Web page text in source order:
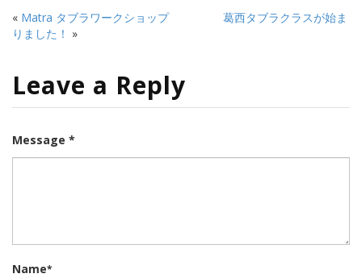
« Matra タブラワークショップ
葛西タブラクラスが始ま
りました！ »
Leave a Reply
Message *
Name*